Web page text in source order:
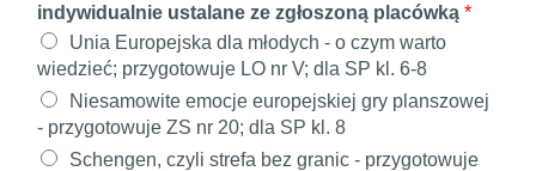
indywidualnie ustalane ze zgłoszoną placówką *
Unia Europejska dla młodych - o czym warto
wiedzieć; przygotowuje LO nr V; dla SP kl. 6-8
Niesamowite emocje europejskiej gry planszowej
- przygotowuje ZS nr 20; dla SP kl. 8
Schengen, czyli strefa bez granic - przygotowuje